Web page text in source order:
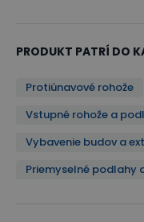
PRODUKT PATRÍ DO
Protiúnavové rohože
Vstupné rohože a
Vybavenie budov a
Priemyselné podlahy